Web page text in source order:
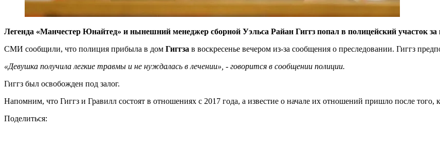
Легенда «Манчестер Юнайтед» и нынешний менеджер сборной Уэльса Райан Гиггз попал в полицейский участок за
СМИ сообщили, что полиция прибыла в дом Гиггза в воскресенье вечером из-за сообщения о преследовании. Гиггз
«Девушка получила легкие травмы и не нуждалась в лечении», - говорится в сообщении полиции.
Гиггз был освобожден под залог.
Напомним, что Гиггз и Гравилл состоят в отношениях с 2017 года, а известие о начале их отношений пришло после того,
Поделиться: